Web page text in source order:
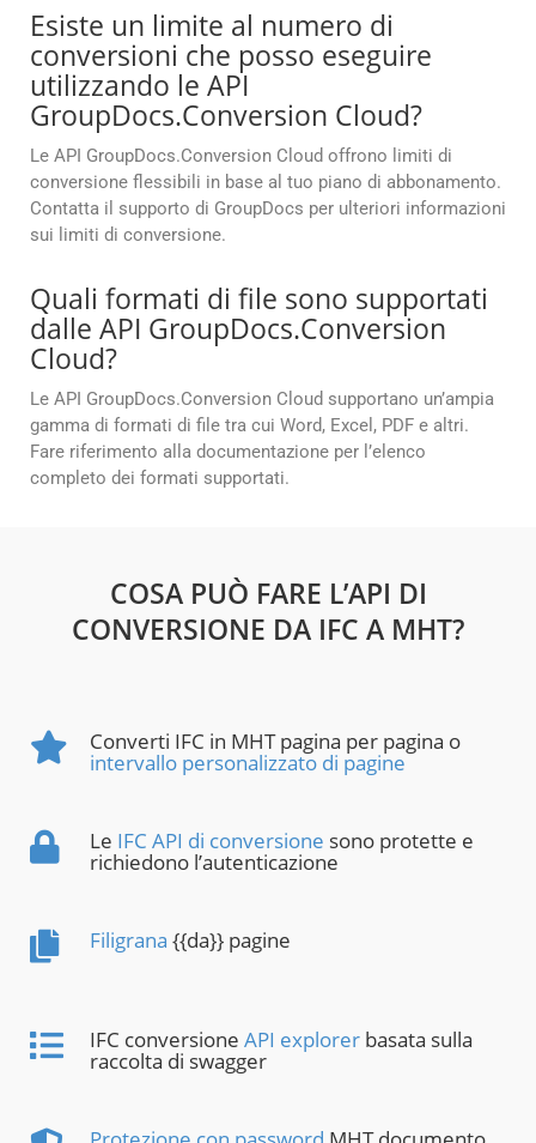
Esiste un limite al numero di
conversioni che posso eseguire
utilizzando le API
GroupDocs.Conversion Cloud?
Le API GroupDocs.Conversion Cloud offrono limiti di
conversione flessibili in base al tuo piano di abbonamento.
Contatta il supporto di GroupDocs per ulteriori informazioni
sui limiti di conversione.
Quali formati di file sono supportati
dalle API GroupDocs.Conversion
Cloud?
Le API GroupDocs.Conversion Cloud supportano un’ampia
gamma di formati di file tra cui Word, Excel, PDF e altri.
Fare riferimento alla documentazione per l’elenco
completo dei formati supportati.
COSA PUÒ FARE L’API DI
CONVERSIONE DA IFC A MHT?
Converti IFC in MHT pagina per pagina o
intervallo personalizzato di pagine
Le IFC API di conversione sono protette e
richiedono l’autenticazione
Filigrana {{da}} pagine
IFC conversione API explorer basata sulla
raccolta di swagger